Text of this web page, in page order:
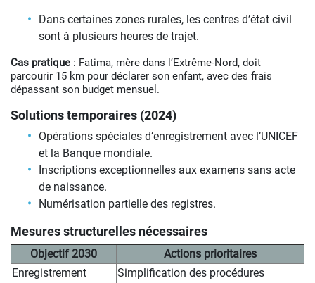
Dans certaines zones rurales, les centres d’état civil
sont à plusieurs heures de trajet.
Cas pratique : Fatima, mère dans l’Extrême-Nord, doit
parcourir 15 km pour déclarer son enfant, avec des frais
dépassant son budget mensuel.
Solutions temporaires (2024)
Opérations spéciales d’enregistrement avec l’UNICEF
et la Banque mondiale.
Inscriptions exceptionnelles aux examens sans acte
de naissance.
Numérisation partielle des registres.
Mesures structurelles nécessaires
Objectif 2030
Actions prioritaires
Enregistrement
Simplification des procédures